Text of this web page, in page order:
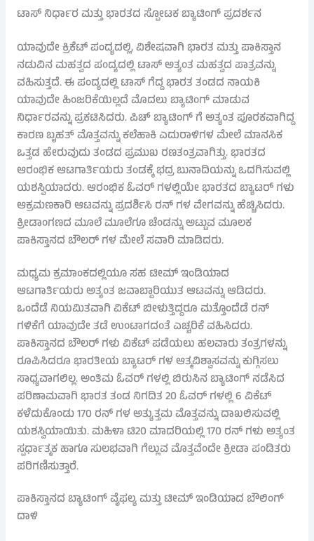
ಟಾಸ್ ನಿರ್ಧಾರ ಮತ್ತು ಭಾರತದ ಸ್ಪೋಟಕ ಬ್ಯಾಟಿಂಗ್ ಪ್ರದರ್ಶನ
ಯಾವುದೇ ಕ್ರಿಕೆಟ್ ಪಂದ್ಯದಲ್ಲಿ, ವಿಶೇಷವಾಗಿ ಭಾರತ ಮತ್ತು ಪಾಕಿಸ್ತಾನ
ನಡುವಿನ ಮಹತ್ವದ ಪಂದ್ಯದಲ್ಲಿ ಟಾಸ್ ಅತ್ಯಂತ ಮಹತ್ವದ ಪಾತ್ರವನ್ನು
ವಹಿಸುತ್ತದೆ. ಈ ಪಂದ್ಯದಲ್ಲಿ ಟಾಸ್ ಗೆದ್ದ ಭಾರತ ತಂಡದ ನಾಯಕಿ
ಯಾವುದೇ ಹಿಂಜರಿಕೆಯಿಲ್ಲದೆ ಮೊದಲು ಬ್ಯಾಟಿಂಗ್ ಮಾಡುವ
ನಿರ್ಧಾರವನ್ನು ಪ್ರಕಟಿಸಿದರು. ಪಿಚ್ ಬ್ಯಾಟಿಂಗ್ ಗೆ ಅತ್ಯಂತ ಪೂರಕವಾಗಿದ್ದ
ಕಾರಣ ಬೃಹತ್ ಮೊತ್ತವನ್ನು ಕಲೆಹಾಕಿ ಎದುರಾಳಿಗಳ ಮೇಲೆ ಮಾನಸಿಕ
ಒತ್ತಡ ಹೇರುವುದು ತಂಡದ ಪ್ರಮುಖ ರಣತಂತ್ರವಾಗಿತ್ತು. ಭಾರತದ
ಆರಂಭಿಕ ಆಟಗಾರ್ತಿಯರು ತಂಡಕ್ಕೆ ಭದ್ರ ಬುನಾದಿಯನ್ನು ಒದಗಿಸುವಲ್ಲಿ
ಯಶಸ್ವಿಯಾದರು. ಆರಂಭಿಕ ಓವರ್ ಗಳಲ್ಲಿಯೇ ಭಾರತದ ಬ್ಯಾಟರ್ ಗಳು
ಆಕ್ರಮಣಕಾರಿ ಆಟವನ್ನು ಪ್ರದರ್ಶಿಸಿ ರನ್ ಗಳ ವೇಗವನ್ನು ಹೆಚ್ಚಿಸಿದರು.
ಕ್ರೀಡಾಂಗಣದ ಮೂಲೆ ಮೂಲೆಗೂ ಚೆಂಡನ್ನು ಅಟ್ಟುವ ಮೂಲಕ
ಪಾಕಿಸ್ತಾನದ ಬೌಲರ್ ಗಳ ಮೇಲೆ ಸವಾರಿ ಮಾಡಿದರು.
ಮಧ್ಯಮ ಕ್ರಮಾಂಕದಲ್ಲಿಯೂ ಸಹ ಟೀಮ್ ಇಂಡಿಯಾದ
ಆಟಗಾರ್ತಿಯರು ಅತ್ಯಂತ ಜವಾಬ್ದಾರಿಯುತ ಆಟವನ್ನು ಆಡಿದರು.
ಒಂದೆಡೆ ನಿಯಮಿತವಾಗಿ ವಿಕೆಟ್ ಬೀಳುತ್ತಿದ್ದರೂ ಮತ್ತೊಂದೆಡೆ ರನ್
ಗಳಿಕೆಗೆ ಯಾವುದೇ ತಡೆ ಉಂಟಾಗದಂತೆ ಎಚ್ಚರಿಕೆ ವಹಿಸಿದರು.
ಪಾಕಿಸ್ತಾನದ ಬೌಲರ್ ಗಳು ವಿಕೆಟ್ ಪಡೆಯಲು ಹಲವಾರು ತಂತ್ರಗಳನ್ನು
ರೂಪಿಸಿದರೂ ಭಾರತೀಯ ಬ್ಯಾಟರ್ ಗಳ ಆತ್ಮವಿಶ್ವಾಸವನ್ನು ಕುಗ್ಗಿಸಲು
ಸಾಧ್ಯವಾಗಲಿಲ್ಲ. ಅಂತಿಮ ಓವರ್ ಗಳಲ್ಲಿ ಬಿರುಸಿನ ಬ್ಯಾಟಿಂಗ್ ನಡೆಸಿದ
ಪರಿಣಾಮವಾಗಿ ಭಾರತ ತಂಡ ನಿಗದಿತ 20 ಓವರ್ ಗಳಲ್ಲಿ 6 ವಿಕೆಟ್
ಕಳೆದುಕೊಂಡು 170 ರನ್ ಗಳ ಅತ್ಯುತ್ತಮ ಮೊತ್ತವನ್ನು ದಾಖಲಿಸುವಲ್ಲಿ
ಯಶಸ್ವಿಯಾಯಿತು. ಮಹಿಳಾ ಟಿ20 ಮಾದರಿಯಲ್ಲಿ 170 ರನ್ ಗಳು ಅತ್ಯಂತ
ಸ್ಪರ್ಧಾತ್ಮಕ ಹಾಗೂ ಸುಲಭವಾಗಿ ಗೆಲ್ಲುವ ಮೊತ್ತವೆಂದೇ ಕ್ರೀಡಾ ಪಂಡಿತರು
ಪರಿಗಣಿಸುತ್ತಾರೆ.
ಪಾಕಿಸ್ತಾನದ ಬ್ಯಾಟಿಂಗ್ ವೈಫಲ್ಯ ಮತ್ತು ಟೀಮ್ ಇಂಡಿಯಾದ ಬೌಲಿಂಗ್
ದಾಳಿ